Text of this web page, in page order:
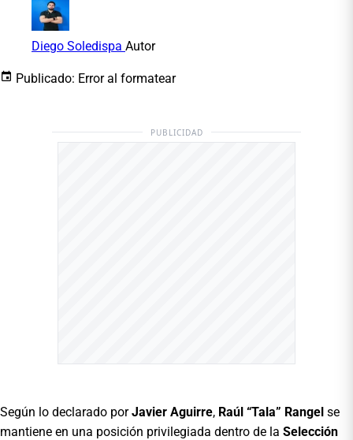
Diego Soledispa Autor
Publicado: Error al formatear
PUBLICIDAD
Según lo declarado porJavier Aguirre, Raúl “Tala” Rangel se
mantiene en una posición privilegiada dentro de la Selección